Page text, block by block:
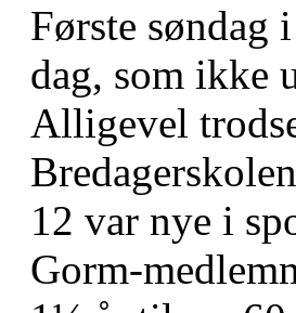
Første søndag
dag, som ikke
Alligevel
12 var nye i
Gorm-